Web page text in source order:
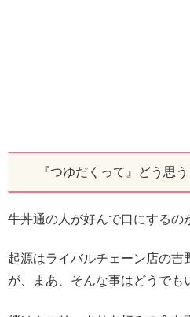
『つゆだくって』どう思
牛丼通の人が好んで口にするの
起源はライバルチェーン店の吉
が、まあ、そんな事はどうでも